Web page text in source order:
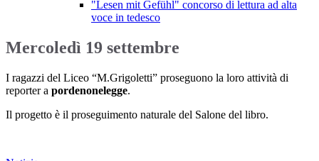
"Lesen mit Gefühl" concorso di lettura ad alta
voce in tedesco
Mercoledì 19 settembre
I ragazzi del Liceo “M.Grigoletti” proseguono la loro attività di
reporter a pordenonelegge.
Il progetto è il proseguimento naturale del Salone del libro.